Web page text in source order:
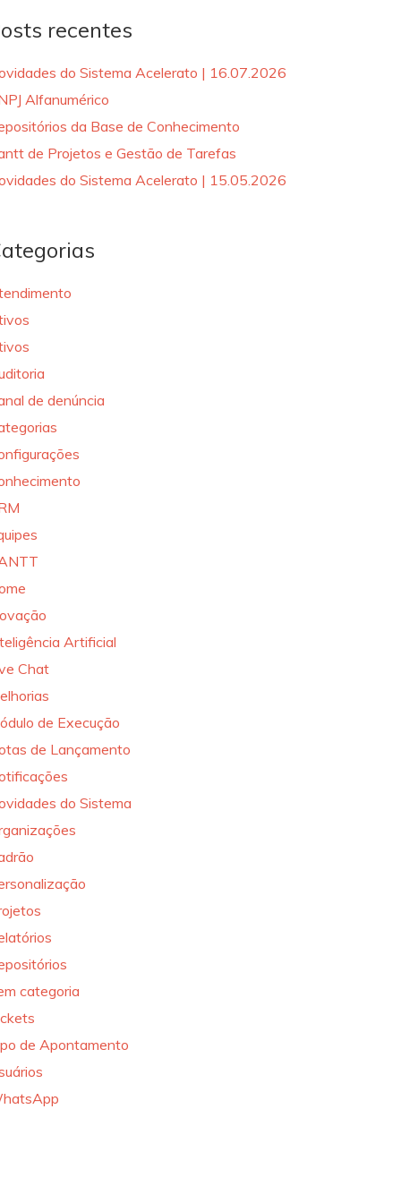
recentes
do Sistema Acelerato | 16.07.2026
Alfanumérico
da Base de Conhecimento
de Projetos e Gestão de Tarefas
do Sistema Acelerato | 15.05.2026
de denúncia
Artificial
Chat
de Execução
de Lançamento
do Sistema
categoria
de Apontamento